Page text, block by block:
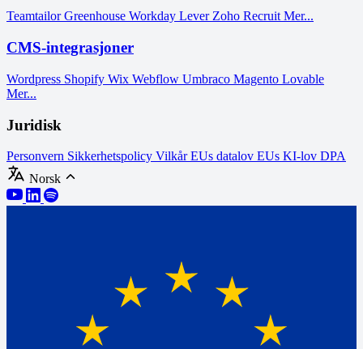
TeamtailorGreenhouse Workday Lever Zoho Recruit Mer...
CMS-integrasjoner
Wordpress Shopify Wix Webflow Umbraco Magento Lovable
Mer...
Juridisk
Personvern Sikkerhetspolicy VilkårEUs datalov EUs KI-lov DPA
Norsk